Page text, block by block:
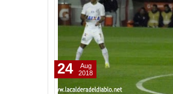
24
Aug
2018